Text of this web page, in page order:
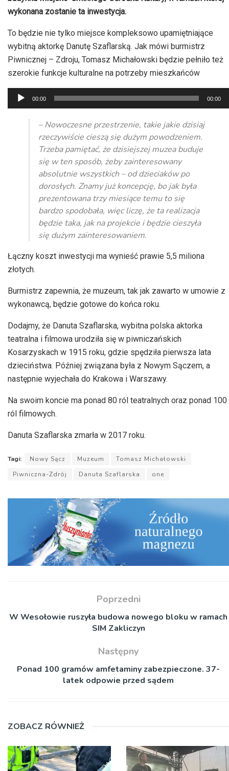
wykonana zostanie ta inwestycja.
To będzie nie tylko miejsce kompleksowo upamiętniające
wybitną aktorkę Danutę Szaflarską. Jak mówi burmistrz
Piwnicznej – Zdroju, Tomasz Michałowski będzie pełniło też
szerokie funkcje kulturalne na potrzeby mieszkańców
Odtwarzacz
plików
dźwiękowych
00:00 00:00
– Nowoczesne przestrzenie, takie jakie dzisiaj
rzeczywiście cieszą się dużym powodzeniem.
Trzeba pamiętać, że dzisiejszej muzea buduje
się w ten sposób, żeby zainteresowany
absolutnie wszystkich – od dzieciaków po
dorosłych. Znamy już koncepcję, bo jak była
prezentowana trzy miesiące temu to się
bardzo spodobała, więc liczę, że ta realizacja
będzie taka, jak na projekcie i będzie cieszyła
się dużym zainteresowaniem.
Łączny koszt inwestycji ma wynieść prawie 5,5 miliona
złotych.
Burmistrz zapewnia, że muzeum, tak jak zawarto w umowie z
wykonawcą, będzie gotowe do końca roku.
Dodajmy, że Danuta Szaflarska, wybitna polska aktorka
teatralna i filmowa urodziła się w piwniczańskich
Kosarzyskach w 1915 roku, gdzie spędziła pierwsza lata
dzieciństwa. Później związana była z Nowym Sączem, a
następnie wyjechała do Krakowa i Warszawy.
Na swoim koncie ma ponad 80 ról teatralnych oraz ponad 100
ról filmowych.
Danuta Szaflarska zmarła w 2017 roku.
Tagi: Nowy Sącz Muzeum
Tomasz Michałowski
Piwniczna-Zdrój
Danuta Szaflarska one
Poprzedni
W Wesołowie ruszyła budowa nowego bloku w ramach
SIM Zakliczyn
Następny
Ponad 100 gramów amfetaminy zabezpieczone. 37-
latek odpowie przed sądem
ZOBACZ RÓWNIEŻ